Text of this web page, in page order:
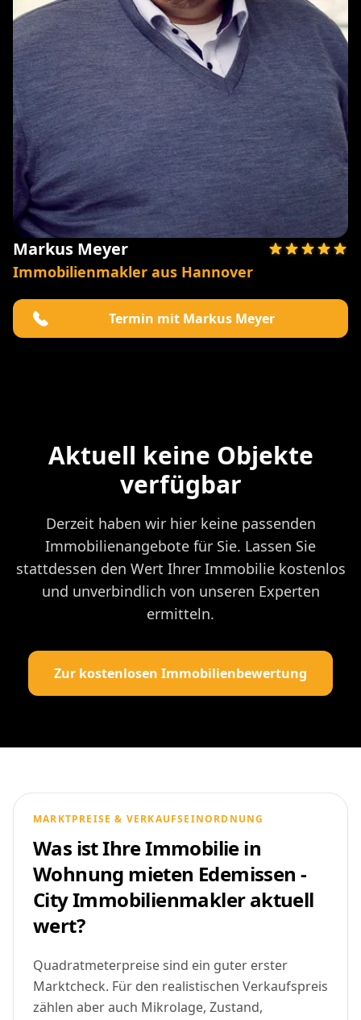
Markus Meyer
Immobilienmakler aus Hannover
Termin mit Markus Meyer
Aktuell keine Objekte
verfügbar
Derzeit haben wir hier keine passenden
Immobilienangebote für Sie. Lassen Sie
stattdessen den Wert Ihrer Immobilie kostenlos
und unverbindlich von unseren Experten
ermitteln.
Zur kostenlosen Immobilienbewertung
MARKTPREISE & VERKAUFSEINORDNUNG
Was ist Ihre Immobilie in
Wohnung mieten Edemissen -
City Immobilienmakler aktuell
wert?
Quadratmeterpreise sind ein guter erster
Marktcheck. Für den realistischen Verkaufspreis
zählen aber auch Mikrolage, Zustand,